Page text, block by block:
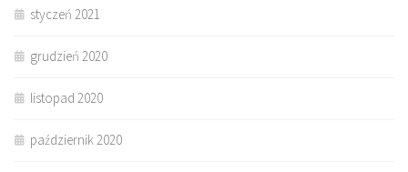
styczeń 2021
grudzień 2020
listopad 2020
październik 2020